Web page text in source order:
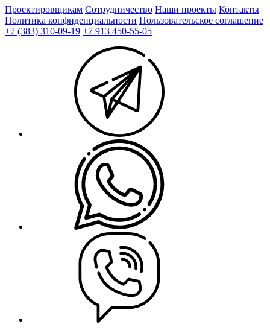
Проектировщикам Сотрудничество Наши проекты Контакты
Политика конфиденциальности Пользовательское соглашение
+7 (383) 310-09-19 +7 913 450-55-05